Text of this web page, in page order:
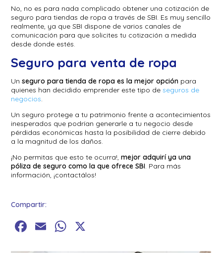
No, no es para nada complicado obtener una cotización de
seguro para tiendas de ropa a través de SBI. Es muy sencillo
realmente, ya que SBI dispone de varios canales de
comunicación para que solicites tu cotización a medida
desde donde estés.
Seguro para venta de ropa
Unseguro para tienda de ropa es la mejor opción para
quienes han decidido emprender este tipo deseguros de
negocios.
Un seguro protege a tu patrimonio frente a acontecimientos
inesperados que podrían generarle a tu negocio desde
pérdidas económicas hasta la posibilidad de cierre debido
a la magnitud de los daños.
¡No permitas que esto te ocurra!,mejor adquirí ya una
póliza de seguro como la que ofrece SBI. Para más
información, ¡contactálos!
Compartir:
Facebook
EmailWhatsApp